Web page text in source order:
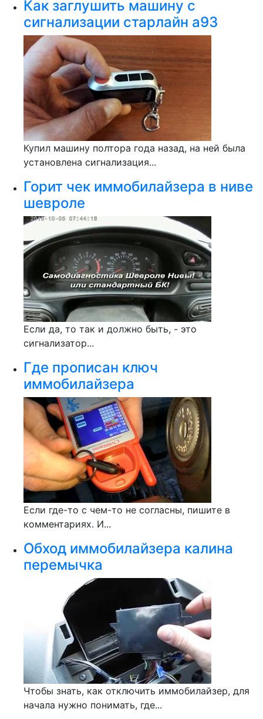
Как заглушить машину с
сигнализации старлайн а93
Купил машину полтора года назад, на ней была
установлена сигнализация...
Горит чек иммобилайзера в ниве
шевроле
Если да, то так и должно быть, - это
сигнализатор...
Где прописан ключ
иммобилайзера
Если где-то с чем-то не согласны, пишите в
комментариях. И...
Обход иммобилайзера калина
перемычка
Чтобы знать, как отключить иммобилайзер, для
начала нужно понимать, где...